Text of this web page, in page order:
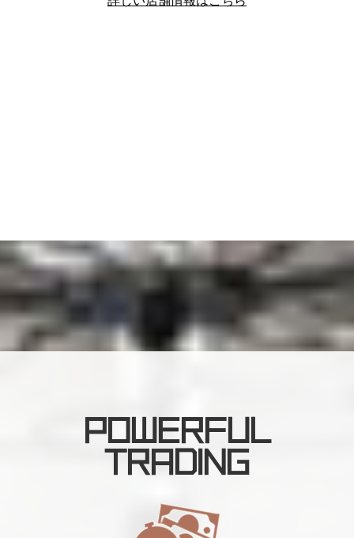
POWERFUL
TRADING